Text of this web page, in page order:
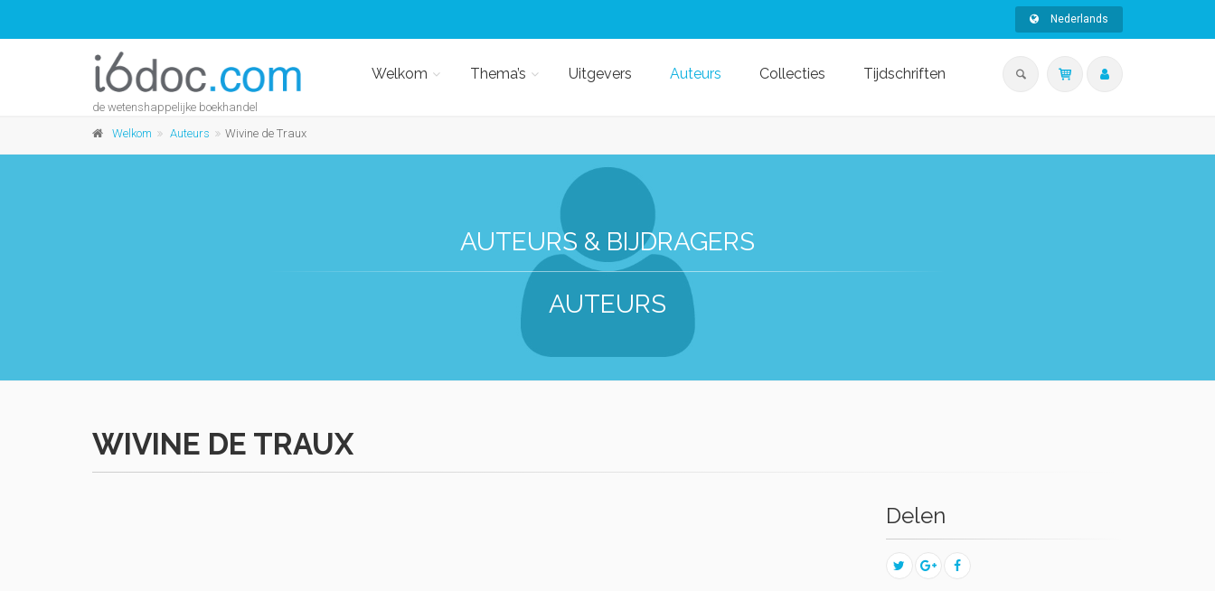
Nederlands
de wetenshappelijke boekhandel
Welkom Thema’s Uitgevers Auteurs Collecties Tijdschriften
Welkom Auteurs Wivine de Traux
AUTEURS & BIJDRAGERS
AUTEURS
WIVINE DE TRAUX
Delen